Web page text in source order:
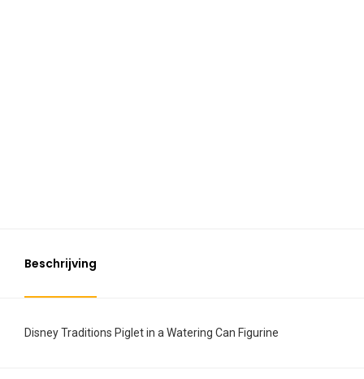
Beschrijving
Disney Traditions Piglet in a Watering Can Figurine